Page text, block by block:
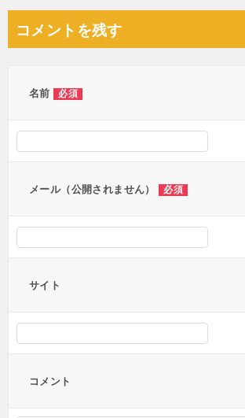
ビ
コメントを残す
名前 必須
メール（公開されません） 必須
サイト
コメント